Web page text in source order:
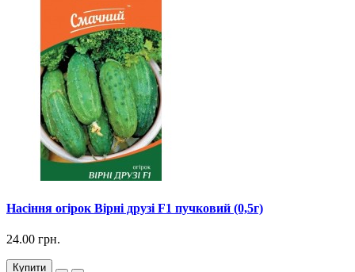
Насіння огірок Вірні друзі F1 пучковий (0,5г)
24.00 грн.
Купити